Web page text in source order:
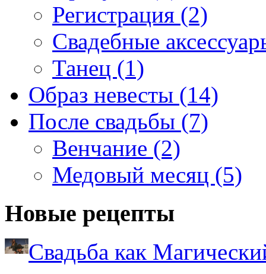
Регистрация (2)
Свадебные
Танец (1)
Образ невесты (14)
После свадьбы (7)
Венчание (2)
Медовый месяц (5)
Новые рецепты
Свадьба как